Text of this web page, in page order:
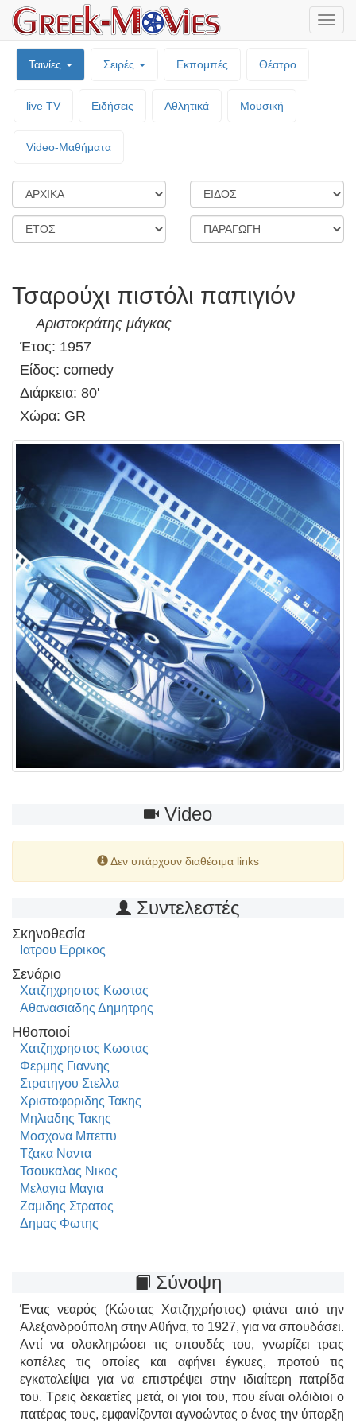
Ταινίες Σειρές Εκπομπές Θέατρο
live TV Ειδήσεις Αθλητικά Μουσική
Video-Mαθήματα
Τσαρούχι πιστόλι παπιγιόν
Αριστοκράτης μάγκας
Έτος: 1957
Είδος: comedy
Διάρκεια: 80'
Χώρα: GR
Video
Δεν υπάρχουν διαθέσιμα links
Συντελεστές
Σκηνοθεσία
Ιατρου Ερρικος
Σενάριο
Χατζηχρηστος Κωστας
Αθανασιαδης Δημητρης
Ηθοποιοί
Χατζηχρηστος Κωστας
Φερμης Γιαννης
Στρατηγου Στελλα
Χριστοφοριδης Τακης
Μηλιαδης Τακης
Μοσχονα Μπεττυ
Τζακα Ναντα
Τσουκαλας Νικος
Μελαγια Μαγια
Ζαμιδης Στρατος
Δημας Φωτης
Σύνοψη
Ένας νεαρός (Κώστας Χατζηχρήστος) φτάνει από την
Αλεξανδρούπολη στην Αθήνα, το 1927, για να σπουδάσει.
Αντί να ολοκληρώσει τις σπουδές του, γνωρίζει τρεις
κοπέλες τις οποίες και αφήνει έγκυες, προτού τις
εγκαταλείψει για να επιστρέψει στην ιδιαίτερη πατρίδα
του. Τρεις δεκαετίες μετά, οι γιοι του, που είναι ολόιδιοι ο
πατέρας τους, εμφανίζονται αγνοώντας ο ένας την ύπαρξη